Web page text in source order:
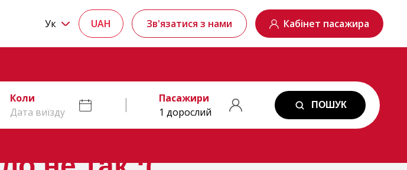
Ук UAH Зв'язатися з нами Кабінет пасажира
Коли
Дата виїзду
Пасажири
1 дорослий
ПОШУК